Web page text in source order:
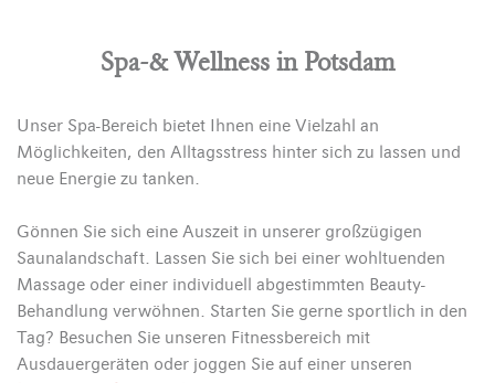
Spa-& Wellness in Potsdam
Unser Spa-Bereich bietet Ihnen eine Vielzahl an
Möglichkeiten, den Alltagsstress hinter sich zu lassen und
neue Energie zu tanken.
Gönnen Sie sich eine Auszeit in unserer großzügigen
Saunalandschaft. Lassen Sie sich bei einer wohltuenden
Massage oder einer individuell abgestimmten Beauty-
Behandlung verwöhnen. Starten Sie gerne sportlich in den
Tag? Besuchen Sie unseren Fitnessbereich mit
Ausdauergeräten oder joggen Sie auf einer unseren